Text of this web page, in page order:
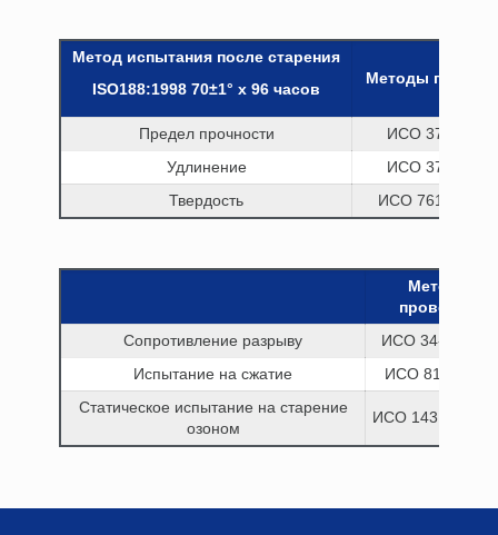
Метод испытания после старения
ISO188:1998 70±1° x 96 часов
Методы
Предел прочности
ИСО 37:1994
Удлинение
ИСО 37:1994
Твердость
ИСО 7619:1997
Методы
проверки
Сопротивление разрыву
ИСО 34-1:1994
Испытание на сжатие
ИСО 815:1991
Статическое испытание на старение
озоном
ИСО 1431-